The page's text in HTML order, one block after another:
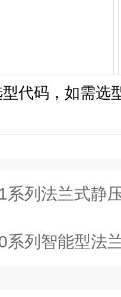
代码，如需选
系列法兰式静压
列智能型法兰